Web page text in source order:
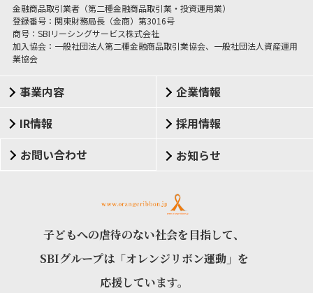
金融商品取引業者（第二種金融商品取引業・投資運用業）
登録番号：関東財務局長（金商）第3016号
商号：SBIリーシングサービス株式会社
加入協会：一般社団法人第二種金融商品取引業協会、一般社団法人資産運用
業協会
事業内容
企業情報
IR情報
採用情報
お問い合わせ
お知らせ
子どもへの虐待のない社会を目指して、
SBIグループは「オレンジリボン運動」を
応援しています。